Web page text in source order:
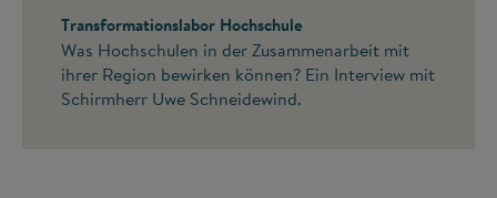
Transformationslabor Hochschule
Was Hochschulen in der Zusammenarbeit mit
ihrer Region bewirken können? Ein Interview mit
Schirmherr Uwe Schneidewind.